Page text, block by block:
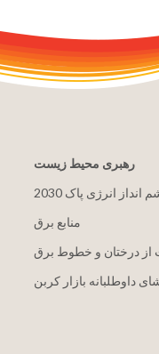
رهبری محیط زیست
چشم انداز انرژی پاک
منابع برق
درختان و خطوط برق
داوطلبانه بازار کربن